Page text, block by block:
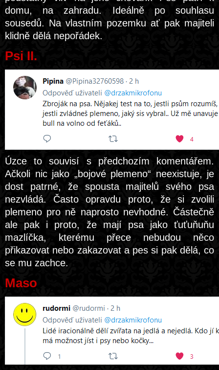
domu, na zahradu. Ideálně po souhlasu
sousedů. Na vlastním pozemku ať pak majiteli
klidně dělá nepořádek.
Psi II.
Úzce to souvisí s předchozím komentářem.
Ačkoli nic jako „bojové plemeno“ neexistuje, je
dost patrné, že spousta majitelů svého psa
nezvládá. Často opravdu proto, že si zvolili
plemeno pro ně naprosto nevhodné. Částečně
ale pak i proto, že mají psa jako ťuťuňuňu
mazlíčka, kterému přece nebudou něco
přikazovat nebo zakazovat a pes si pak dělá, co
se mu zachce.
Maso